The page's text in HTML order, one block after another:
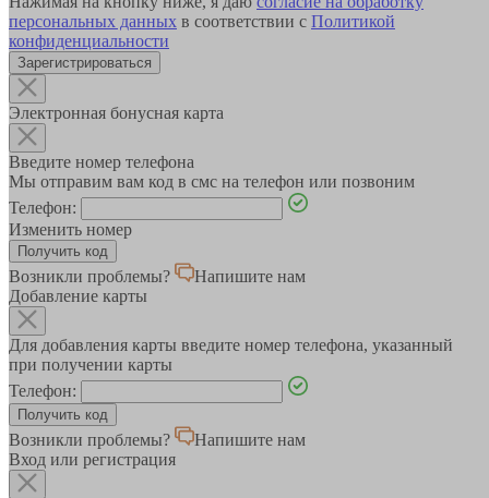
персональных данных в соответствии с Политикой
конфиденциальности
Зарегистрироваться
Электронная бонусная карта
Введите номер телефона
Мы отправим вам код в смс на телефон или позвоним
Телефон:
Изменить номер
Возникли проблемы?
Напишите нам
Добавление карты
Для добавления карты введите номер телефона, указанный
при получении карты
Телефон:
Возникли проблемы?
Напишите нам
Вход или регистрация